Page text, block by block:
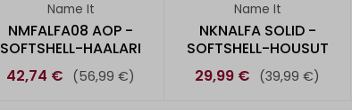
Name It
NMFALFA08 AOP -
SOFTSHELL-HAALARI
42,74 € (56,99 €)
Name It
NKNALFA SOLID -
SOFTSHELL-HOUSUT
29,99 € (39,99 €)